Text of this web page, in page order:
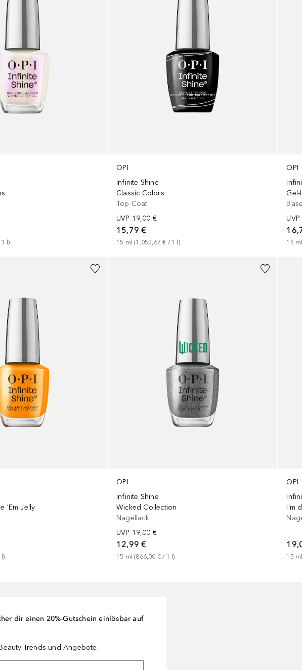
1 l)
OPI
Infinite Shine
Classic Colors
Top Coat
UVP 19,00 €
15,79 €
15 ml (1.052,67 € / 1 )
OPI
Gel-
UVP
15 ml
'Em Jelly
l)
OPI
Infinite Shine
Wicked Collection
Nagellack
UVP 19,00 €
12,99 €
15 ml (866,00 € / 1 l)
OPI
I'm
15 ml
dir einen 20%-Gutschein einlösbar auf
Trends und Angebote.